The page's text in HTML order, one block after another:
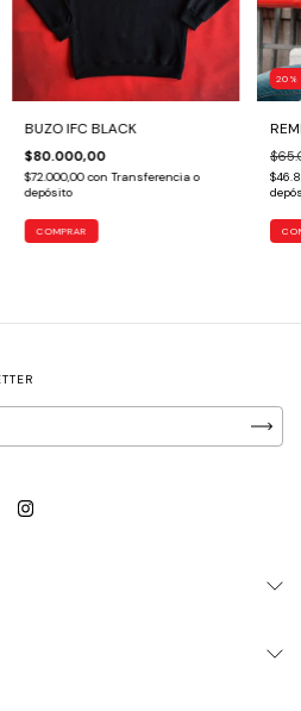
BUZO IFC BLACK
$80.000,00
$72.000,00con Transferencia o
depósito
COMPRAR
20